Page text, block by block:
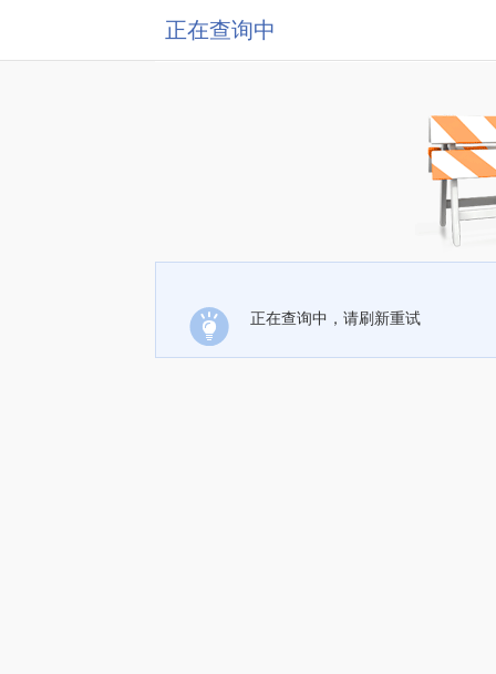
正在查询中
正在查询中，请刷新重试